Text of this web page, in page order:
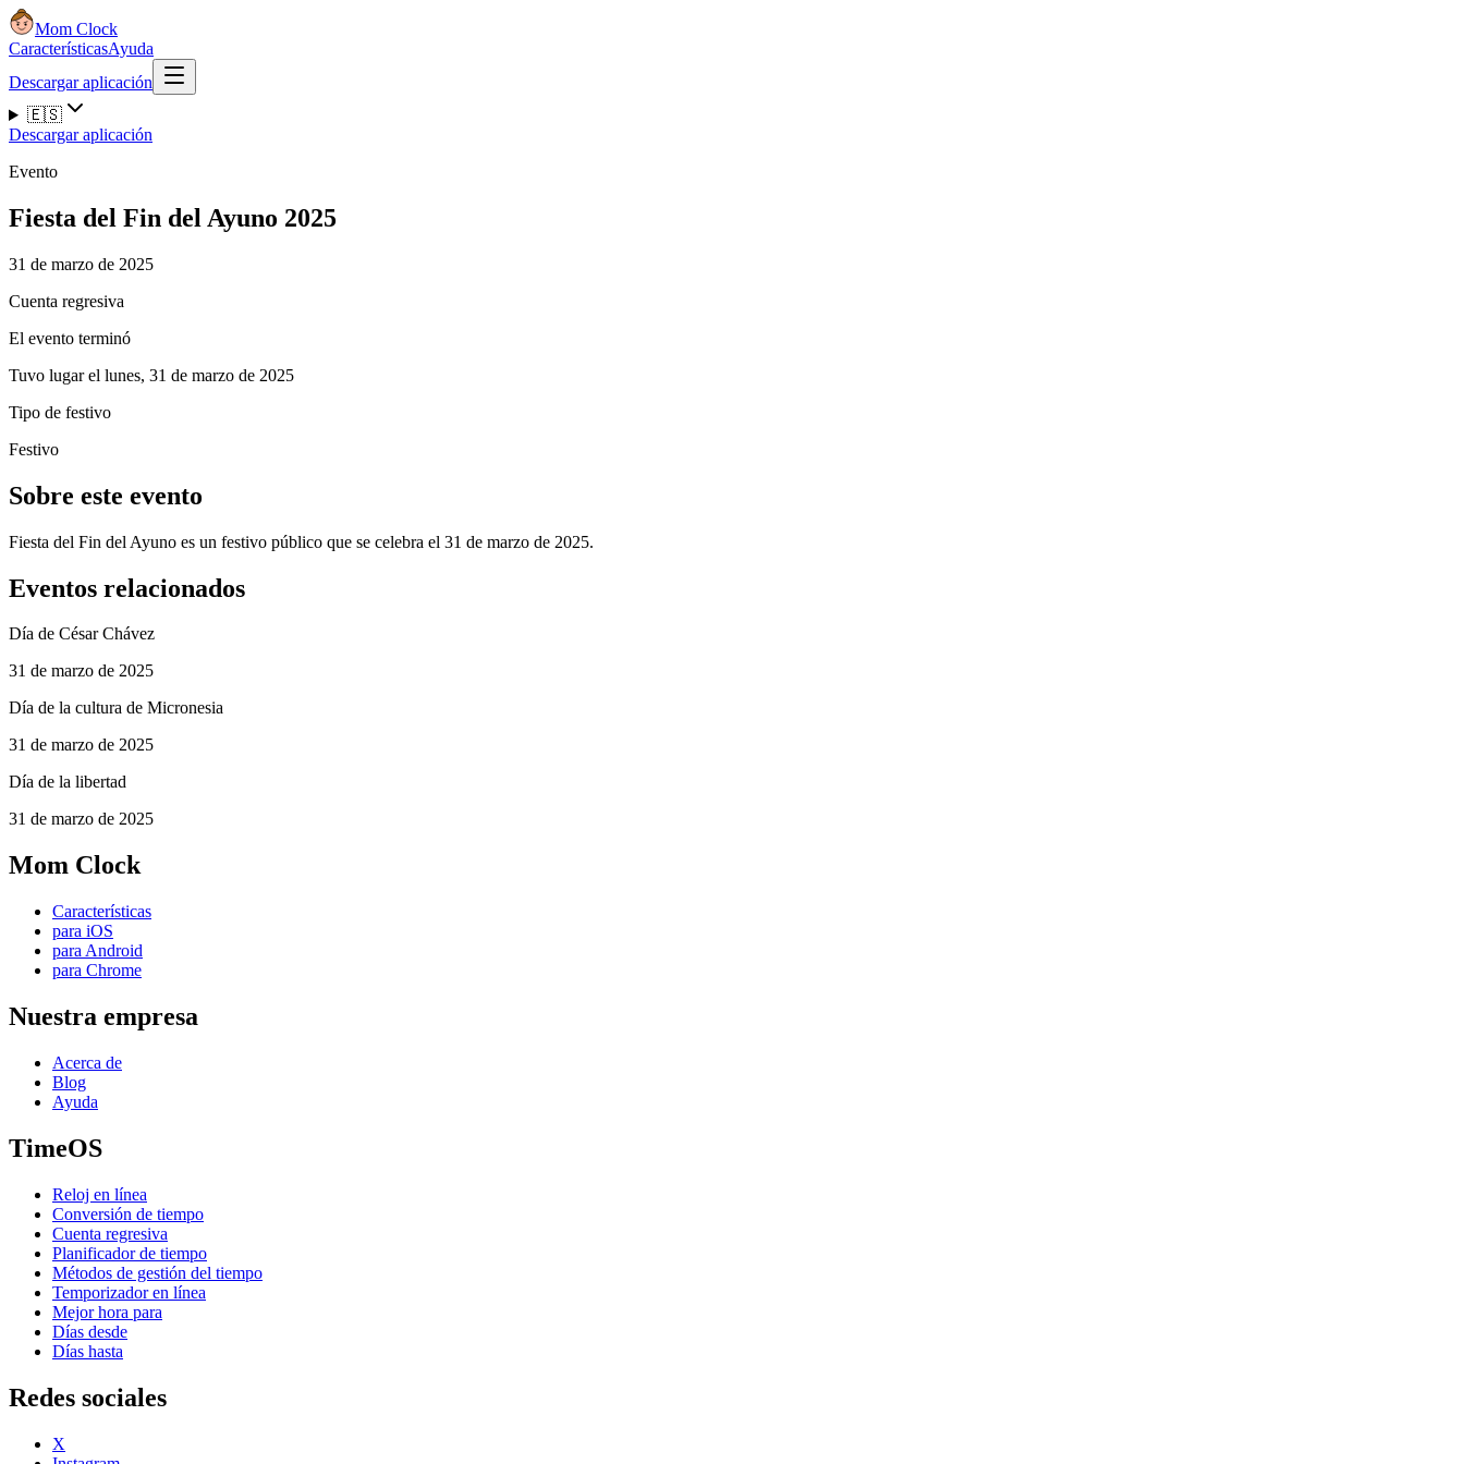
Mom Clock
CaracterísticasAyuda
Descargar aplicación
🇪🇸
Descargar aplicación
Evento
Fiesta del Fin del Ayuno 2025
31 de marzo de 2025
Cuenta regresiva
El evento terminó
Tuvo lugar el lunes, 31 de marzo de 2025
Tipo de festivo
Festivo
Sobre este evento
Fiesta del Fin del Ayuno es un festivo público que se celebra el 31 de marzo de 2025.
Eventos relacionados
Día de César Chávez
31 de marzo de 2025
Día de la cultura de Micronesia
31 de marzo de 2025
Día de la libertad
31 de marzo de 2025
Mom Clock
Características
para iOS
para Android
para Chrome
Nuestra empresa
Acerca de
Blog
Ayuda
TimeOS
Reloj en línea
Conversión de tiempo
Cuenta regresiva
Planificador de tiempo
Métodos de gestión del tiempo
Temporizador en línea
Mejor hora para
Días desde
Días hasta
Redes sociales
X